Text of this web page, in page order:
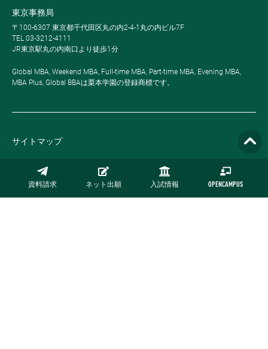
資料請求 ネット出願 入試情報 OPENCAMPUS
東京事務局
〒100-6307 東京都千代田区丸の内2-4-1丸の内ビル7F
TEL 03-3212-4111
JR東京駅丸の内南口より徒歩1分
Global MBA, Weekend MBA, Full-time MBA, Part-time MBA, Evening MBA,
MBA Plus, Global BBAは栗本学園の登録商標です。
サイトマップ
プライバシーポリシー